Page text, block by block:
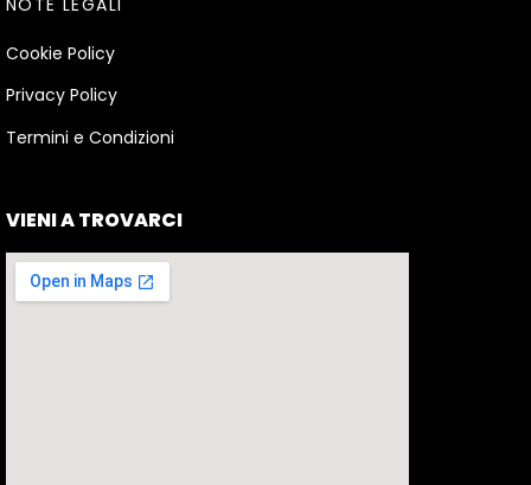
NOTE LEGALI
Cookie Policy
Privacy Policy
Termini e Condizioni
VIENI A TROVARCI